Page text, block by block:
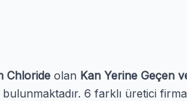
Chloride olan Kan Yerine Geçen
6 farklı üretici